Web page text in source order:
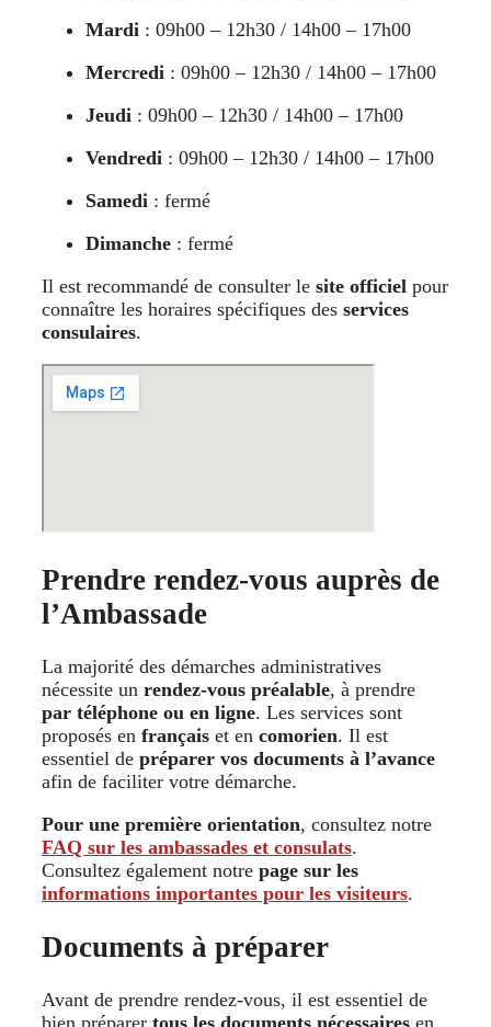
Mardi : 09h00 – 12h30 / 14h00 – 17h00
Mercredi : 09h00 – 12h30 / 14h00 – 17h00
Jeudi : 09h00 – 12h30 / 14h00 – 17h00
Vendredi : 09h00 – 12h30 / 14h00 – 17h00
Samedi : fermé
Dimanche : fermé
Il est recommandé de consulter le site officiel pour
connaître les horaires spécifiques des services
consulaires.
Prendre rendez-vous auprès de
l’Ambassade
La majorité des démarches administratives
nécessite un rendez-vous préalable, à prendre
par téléphone ou en ligne. Les services sont
proposés en français et en comorien. Il est
essentiel de préparer vos documents à l’avance
afin de faciliter votre démarche.
Pour une première orientation, consultez notre
FAQ sur les ambassades et consulats.
Consultez également notre page sur les
informations importantes pour les visiteurs.
Documents à préparer
Avant de prendre rendez-vous, il est essentiel de